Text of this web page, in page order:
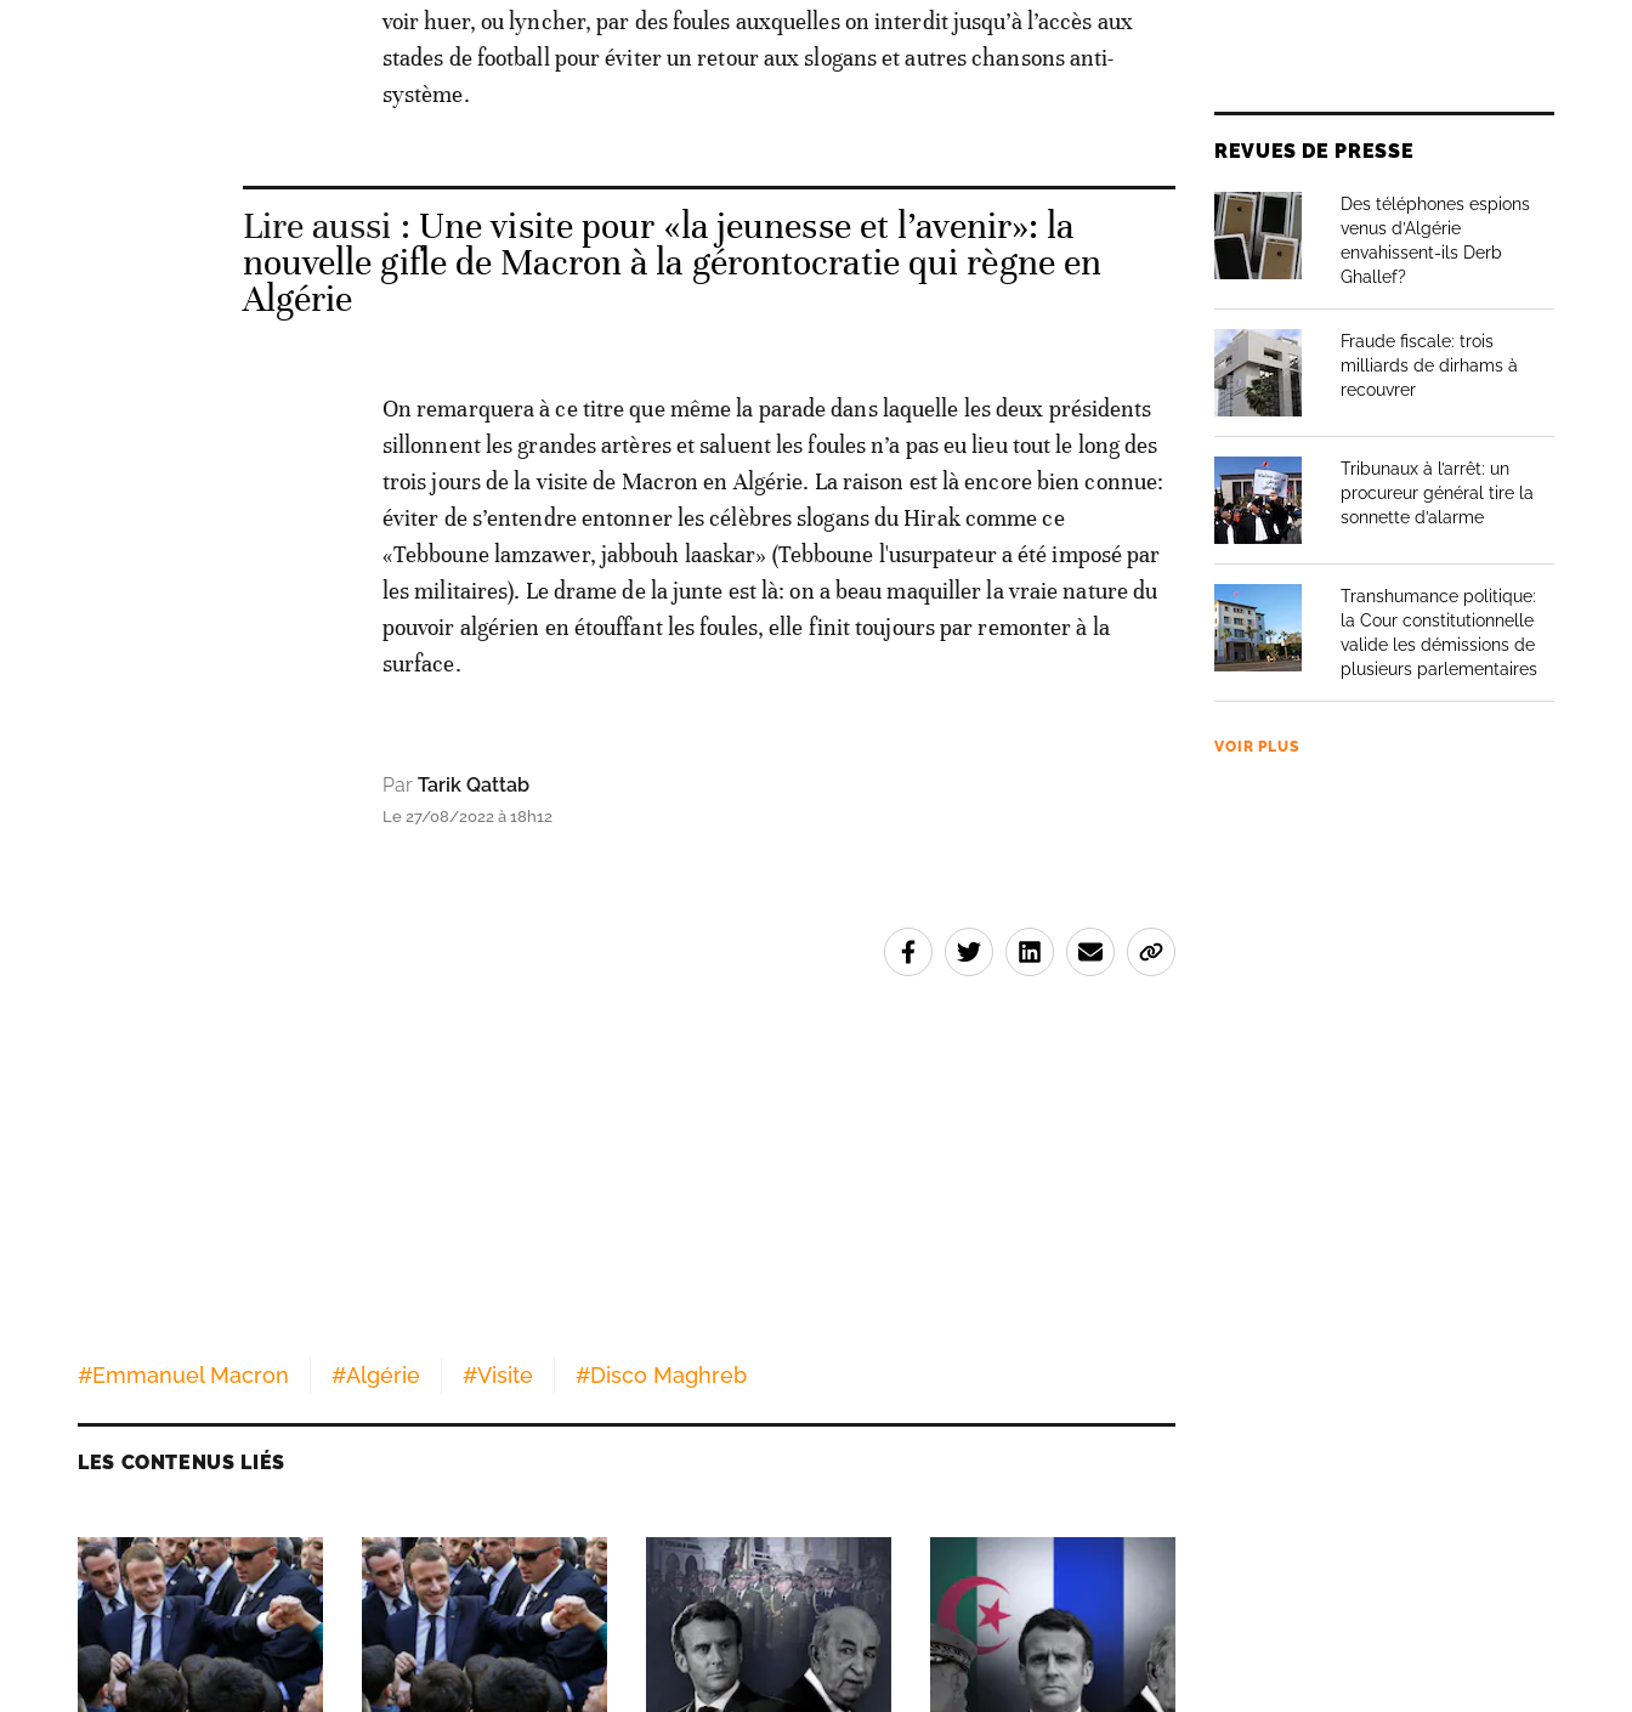
voir huer, ou lyncher, par des foules auxquelles on interdit jusqu’à l’accès aux
stades de football pour éviter un retour aux slogans et autres chansons anti-
système.
Lire aussi : Une visite pour «la jeunesse et l’avenir»: la
nouvelle gifle de Macron à la gérontocratie qui règne en
Algérie
On remarquera à ce titre que même la parade dans laquelle les deux présidents
sillonnent les grandes artères et saluent les foules n’a pas eu lieu tout le long des
trois jours de la visite de Macron en Algérie. La raison est là encore bien connue:
éviter de s’entendre entonner les célèbres slogans du Hirak comme ce
«Tebboune lamzawer, jabbouh laaskar» (Tebboune l'usurpateur a été imposé par
les militaires). Le drame de la junte est là: on a beau maquiller la vraie nature du
pouvoir algérien en étouffant les foules, elle finit toujours par remonter à la
surface.
Par Tarik Qattab
Le 27/08/2022 à 18h12
#Emmanuel Macron #Algérie #Visite #Disco Maghreb
LES CONTENUS LIÉS
REVUES DE PRESSE
Des téléphones espions
venus d’Algérie
envahissent-ils Derb
Ghallef?
Fraude fiscale: trois
milliards de dirhams à
recouvrer
Tribunaux à l’arrêt: un
procureur général tire la
sonnette d’alarme
Transhumance politique:
la Cour constitutionnelle
valide les démissions de
plusieurs parlementaires
VOIR PLUS